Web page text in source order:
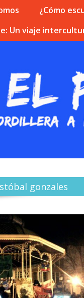
¿Cómo
Un viaje
gonzales